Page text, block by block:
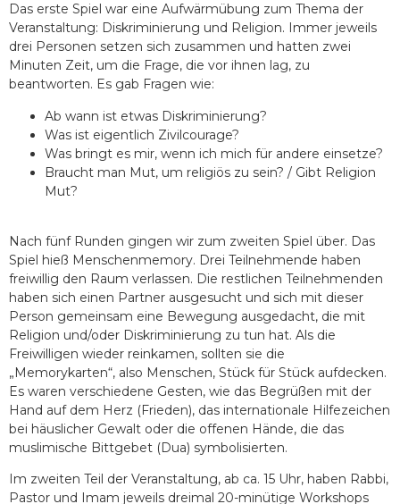
Das erste Spiel war eine Aufwärmübung zum Thema der
Veranstaltung: Diskriminierung und Religion. Immer jeweils
drei Personen setzen sich zusammen und hatten zwei
Minuten Zeit, um die Frage, die vor ihnen lag, zu
beantworten. Es gab Fragen wie:
Ab wann ist etwas Diskriminierung?
Was ist eigentlich Zivilcourage?
Was bringt es mir, wenn ich mich für andere einsetze?
Braucht man Mut, um religiös zu sein? / Gibt Religion
Mut?
Nach fünf Runden gingen wir zum zweiten Spiel über. Das
Spiel hieß Menschenmemory. Drei Teilnehmende haben
freiwillig den Raum verlassen. Die restlichen Teilnehmenden
haben sich einen Partner ausgesucht und sich mit dieser
Person gemeinsam eine Bewegung ausgedacht, die mit
Religion und/oder Diskriminierung zu tun hat. Als die
Freiwilligen wieder reinkamen, sollten sie die
„Memorykarten“, also Menschen, Stück für Stück aufdecken.
Es waren verschiedene Gesten, wie das Begrüßen mit der
Hand auf dem Herz (Frieden), das internationale Hilfezeichen
bei häuslicher Gewalt oder die offenen Hände, die das
muslimische Bittgebet (Dua) symbolisierten.
Im zweiten Teil der Veranstaltung, ab ca. 15 Uhr, haben Rabbi,
Pastor und Imam jeweils dreimal 20-minütige Workshops